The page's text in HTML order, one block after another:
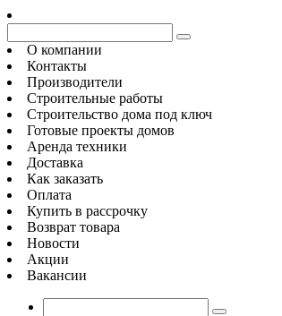
О компании
Контакты
Производители
Строительные работы
Строительство дома под ключ
Готовые проекты домов
Аренда техники
Доставка
Как заказать
Оплата
Купить в рассрочку
Возврат товара
Новости
Акции
Вакансии